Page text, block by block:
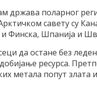
држава поларног
савету су
и Финска, Шпанија и
да остане без
ресурса.
метала попут злата